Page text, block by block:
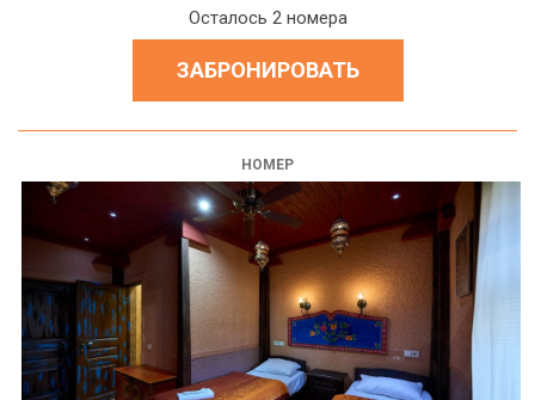
Осталось 2 номера
ЗАБРОНИРОВАТЬ
НОМЕР